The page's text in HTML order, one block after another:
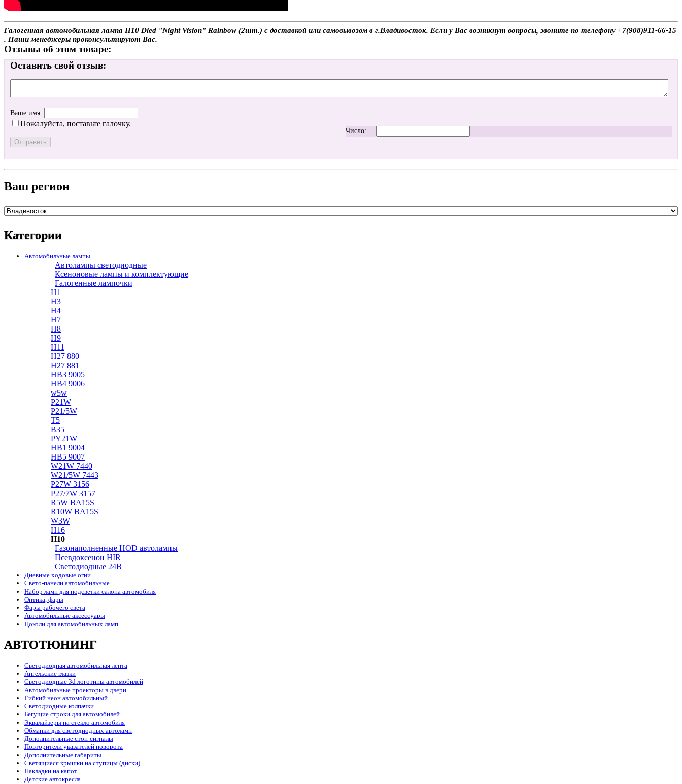
Галогенная автомобильная лампа H10 Dled "Night Vision" Rainbow (2шт.) с доставкой или самовывозом в г.Владивосток. Если у Вас возникнут вопросы, звоните по телефону +7(908)911-66-15
. Наши менеджеры проконсультируют Вас.
Отзывы об этом товаре:
Оставить свой отзыв:
Ваше имя:
Пожалуйста, поставьте галочку.
Число:
Ваш регион
Категории
Автомобильные лампы
Автолампы светодиодные
Ксеноновые лампы и комплектующие
Галогенные лампочки
H1
H3
H4
H7
H8
H9
H11
H27 880
H27 881
HB3 9005
HB4 9006
w5w
P21W
P21/5W
T5
B35
PY21W
HB1 9004
HB5 9007
W21W 7440
W21/5W 7443
P27W 3156
P27/7W 3157
R5W BA15S
R10W BA15S
W3W
H16
H10
Газонаполненные HOD автолампы
Псевдоксенон HIR
Cветодиодные 24B
Дневные ходовые огни
Свето-панели автомобильные
Набор ламп для подсветки салона автомобиля
Оптика, фары
Фары рабочего света
Автомобильные аксессуары
Цоколи для автомобильных ламп
АВТОТЮНИНГ
Светодиодная автомобильная лента
Ангельские глазки
Светодиодные 3d логотипы автомобилей
Автомобильные проекторы в двери
Гибкий неон автомобильный
Светодиодные колпачки
Бегущие строки для автомобилей.
Эквалайзеры на стекло автомобиля
Обманки для светодиодных автоламп
Дополнительные стоп-сигналы
Повторители указателей поворота
Дополнительные габариты
Светящиеся крышки на ступицы (диски)
Накладки на капот
Детские автокресла